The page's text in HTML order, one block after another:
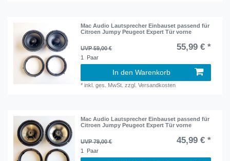
Mac Audio Lautsprecher Einbauset passend für
Citroen Jumpy Peugeot Expert Tür vorne
UVP 59,00 € 55,99 € *
1 Paar
In den Warenkorb
*inkl. ges. MwSt. zzgl.Versandkosten
Mac Audio Lautsprecher Einbauset passend für
Citroen Jumpy Peugeot Expert Tür vorne
UVP 79,00 € 45,99 € *
1 Paar